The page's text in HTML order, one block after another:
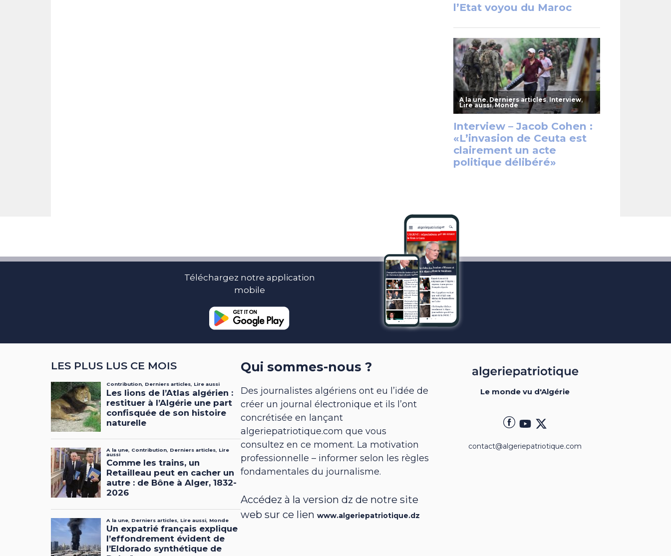
Téléchargez notre application
mobile
LES PLUS LUS CE MOIS Qui sommes-nous ?
Des journalistes algériens ont eu l’idée de
créer un journal électronique et ils l’ont
concrétisée en lançant
algeriepatriotique.com que vous
consultez en ce moment. La motivation
professionnelle – informer selon les règles
fondamentales du journalisme.
Accédez à la version dz de notre site
web sur ce lienwww.algeriepatriotique.dz
Le monde vu d'Algérie
contact@algeriepatriotique.com